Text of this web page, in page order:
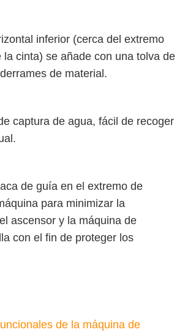
inferior (cerca del extremo
la cinta) se añade con una tolva de
de material.
captura de agua, fácil de recoger
de guía en el extremo de
para minimizar la
ascensor y la máquina de
con el fin de proteger los
de la máquina de